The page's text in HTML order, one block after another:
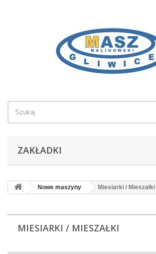
ZAKŁADKI
Nowe maszyny Miesiarki / Mieszałki
MIESIARKI / MIESZAŁKI